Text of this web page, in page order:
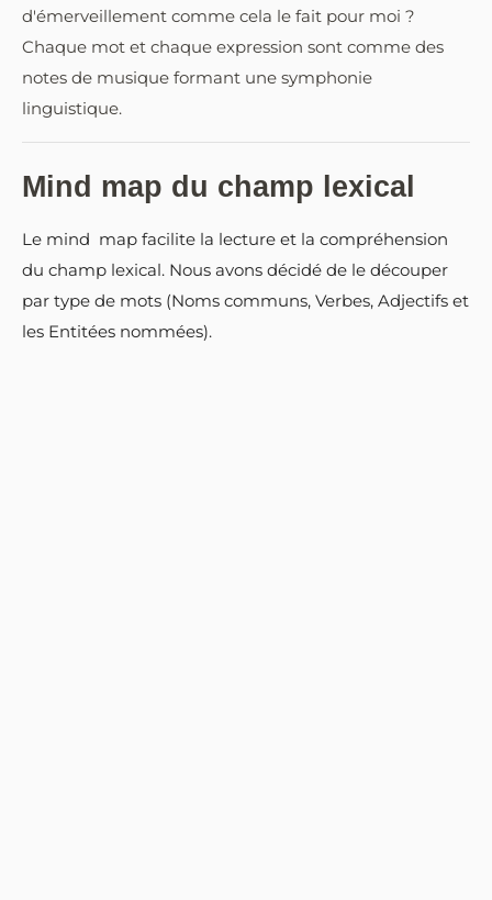
d'émerveillement comme cela le fait pour moi ?
Chaque mot et chaque expression sont comme des
notes de musique formant une symphonie
linguistique.
Mind map du champ lexical
Le mind map facilite la lecture et la compréhension
du champ lexical. Nous avons décidé de le découper
par type de mots (Noms communs, Verbes, Adjectifs et
les Entitées nommées).